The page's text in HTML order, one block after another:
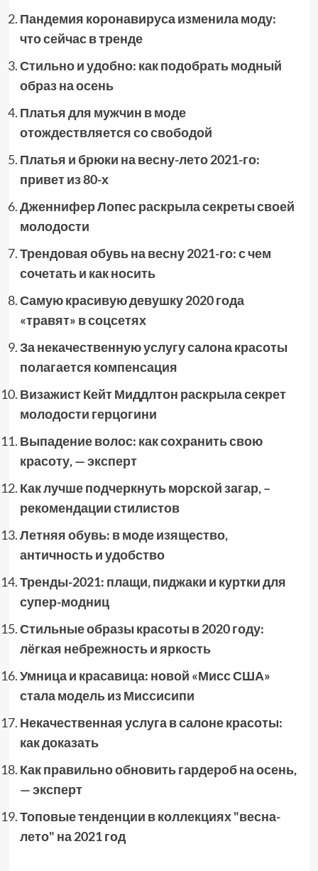
Пандемия коронавируса изменила моду:
что сейчас в тренде
Стильно и удобно: как подобрать модный
образ на осень
Платья для мужчин в моде
отождествляется со свободой
Платья и брюки на весну-лето 2021-го:
привет из 80-х
Дженнифер Лопес раскрыла секреты своей
молодости
Трендовая обувь на весну 2021-го: с чем
сочетать и как носить
Самую красивую девушку 2020 года
«травят» в соцсетях
За некачественную услугу салона красоты
полагается компенсация
Визажист Кейт Миддлтон раскрыла секрет
молодости герцогини
Выпадение волос: как сохранить свою
красоту, — эксперт
Как лучше подчеркнуть морской загар, –
рекомендации стилистов
Летняя обувь: в моде изящество,
античность и удобство
Тренды-2021: плащи, пиджаки и куртки для
супер-модниц
Стильные образы красоты в 2020 году:
лёгкая небрежность и яркость
Умница и красавица: новой «Мисс США»
стала модель из Миссисипи
Некачественная услуга в салоне красоты:
как доказать
Как правильно обновить гардероб на осень,
— эксперт
Топовые тенденции в коллекциях "весна-
лето" на 2021 год